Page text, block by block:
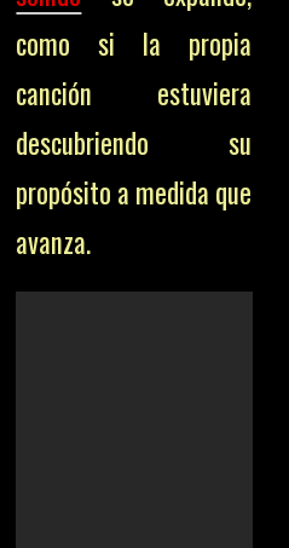
como si la propia
canción estuviera
descubriendo su
propósito a medida que
avanza.